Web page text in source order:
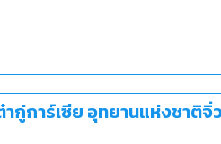
กู่การ์เซีย อุทยานแห่งชาติจิ่